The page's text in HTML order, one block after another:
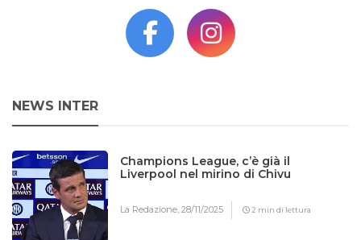
NEWS INTER
Champions League, c’è già il
Liverpool nel mirino di Chivu
La Redazione,28/11/2025 2 min di lettura